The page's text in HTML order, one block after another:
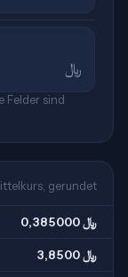
﷼
Felder sind
gerundet
0,385000 ﷼
3,8500 ﷼